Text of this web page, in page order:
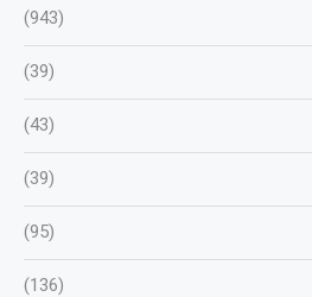
(943)
(39)
(43)
(39)
(95)
(136)